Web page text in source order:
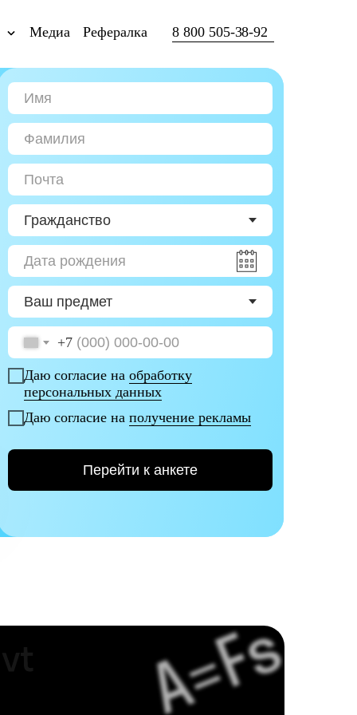
Медиа Рефералка 8 800 505-38-92
+7
Даю согласие на обработку
персональных данных
Даю согласие на получение рекламы
Перейти к анкете